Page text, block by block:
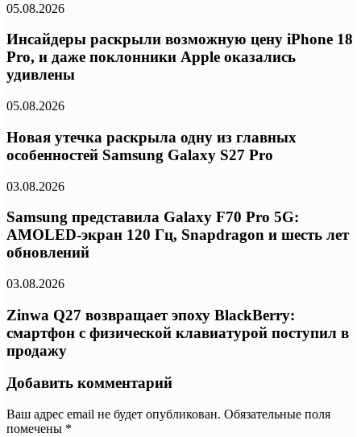
05.08.2026
Инсайдеры раскрыли возможную цену iPhone 18
Pro, и даже поклонники Apple оказались
удивлены
05.08.2026
Новая утечка раскрыла одну из главных
особенностей Samsung Galaxy S27 Pro
03.08.2026
Samsung представила Galaxy F70 Pro 5G:
AMOLED-экран 120 Гц, Snapdragon и шесть лет
обновлений
03.08.2026
Zinwa Q27 возвращает эпоху BlackBerry:
смартфон с физической клавиатурой поступил в
продажу
Добавить комментарий
Ваш адрес email не будет опубликован. Обязательные поля
помечены *